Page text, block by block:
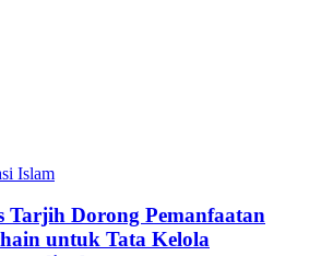
Islam
Tarjih Dorong Pemanfaatan
untuk Tata Kelola